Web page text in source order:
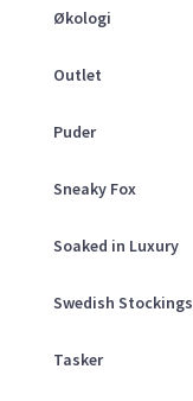
Økologi
Outlet
Puder
Sneaky Fox
Soaked in Luxury
Swedish Stockings
Tasker